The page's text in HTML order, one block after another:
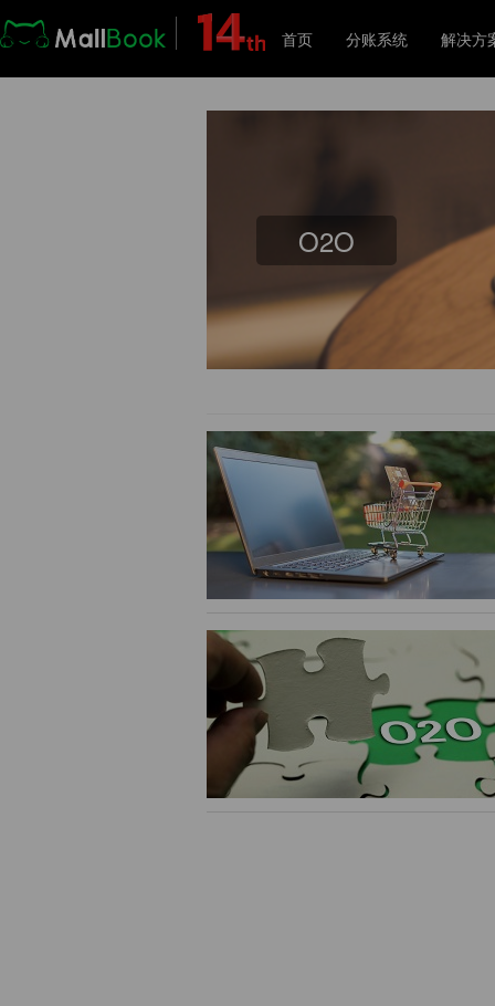
首页 分账系统 解决方
O2O